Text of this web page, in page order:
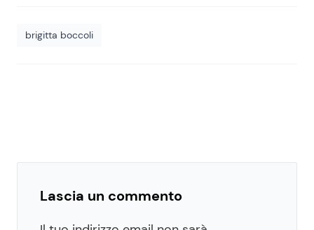
brigitta boccoli
Lascia un commento